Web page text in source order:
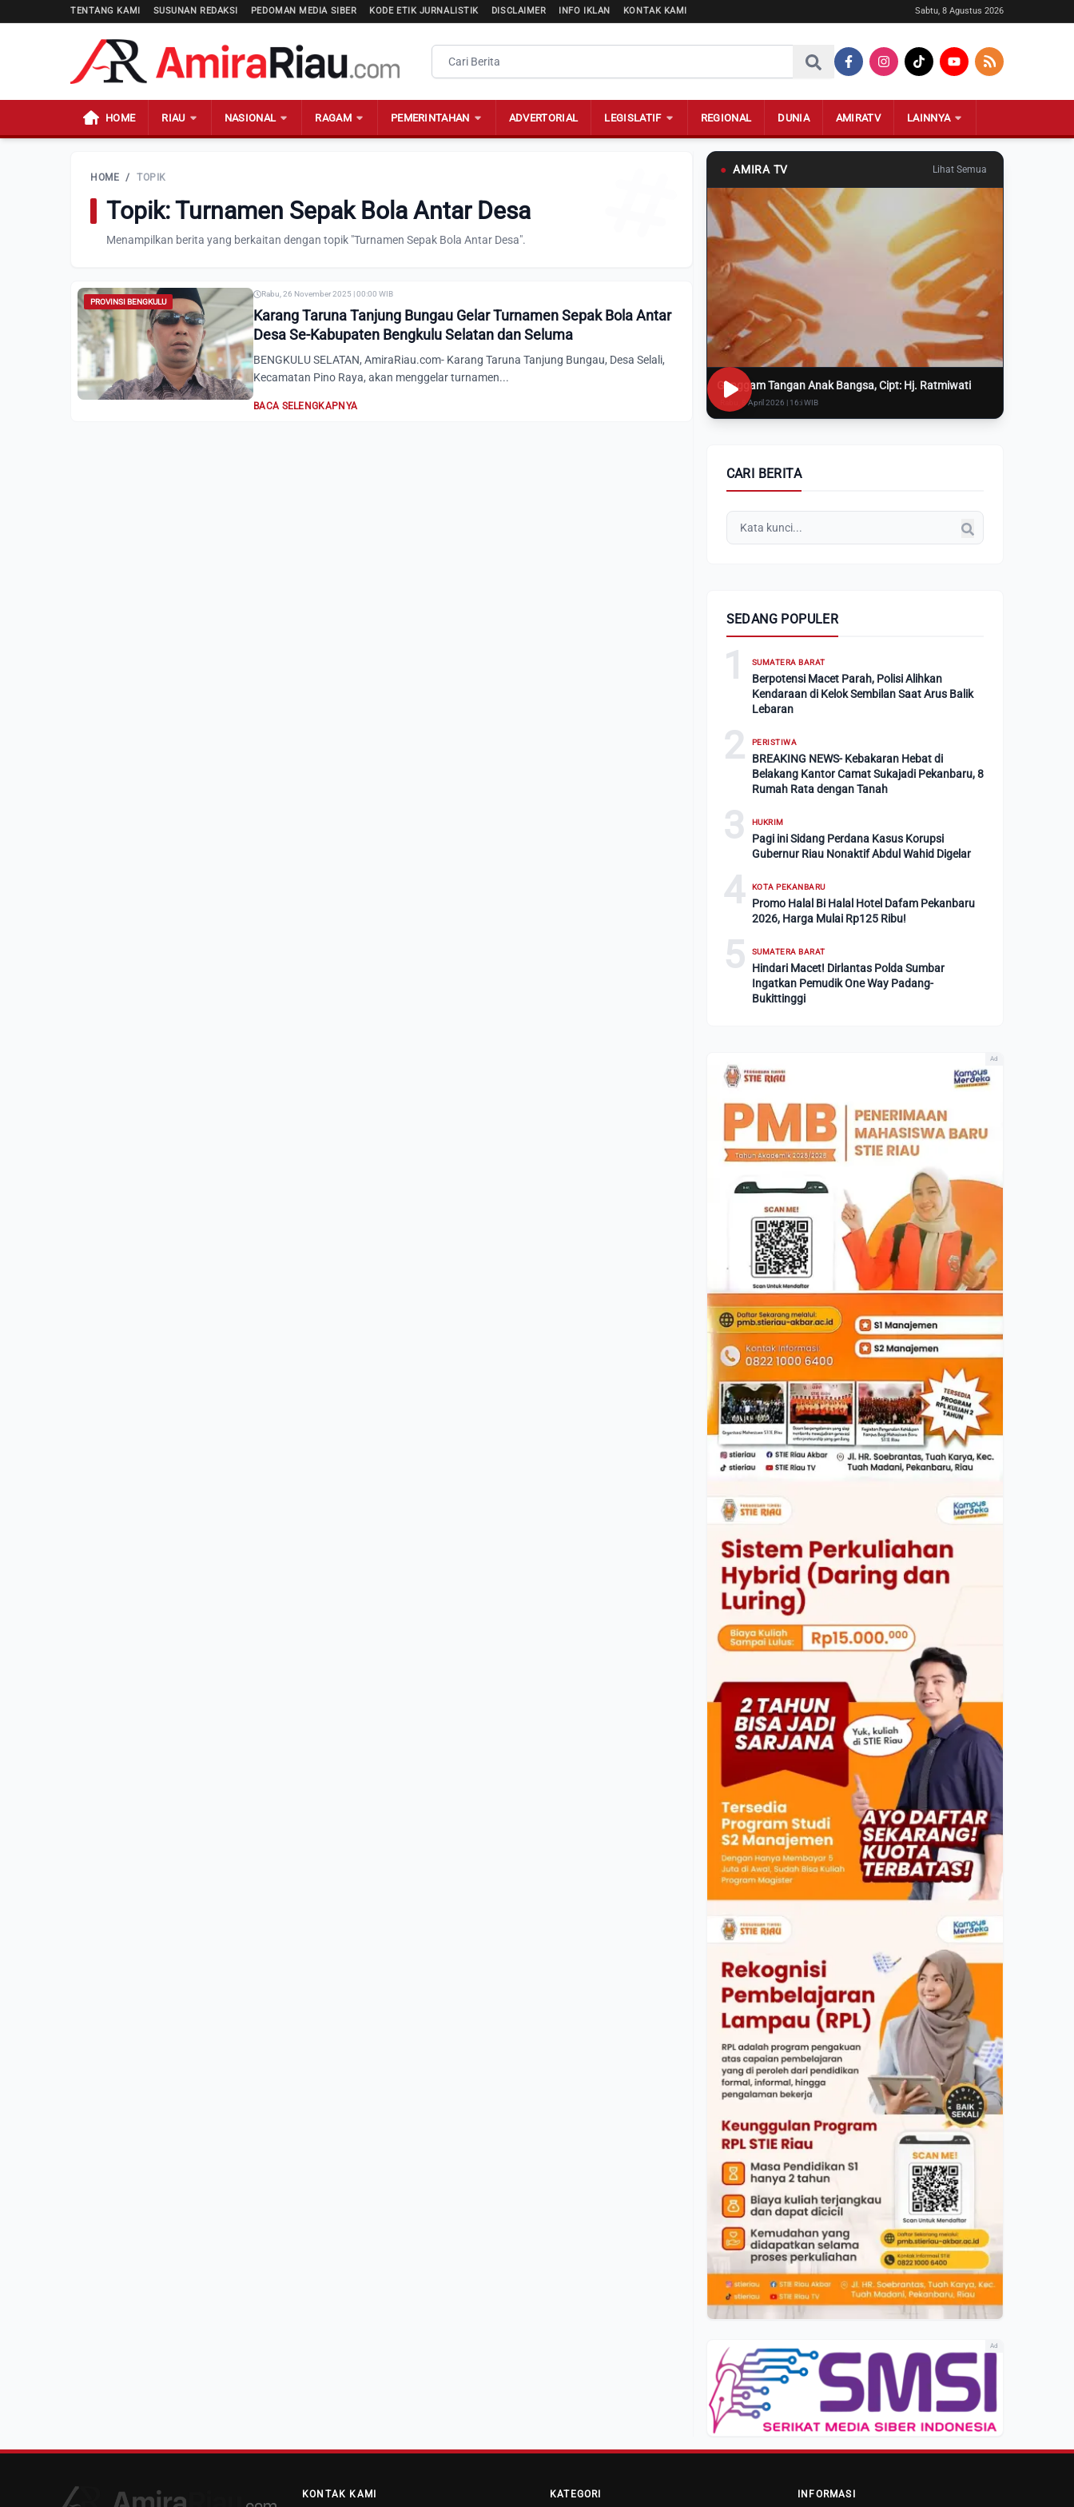
TENTANG KAMI SUSUNAN REDAKSI PEDOMAN MEDIA SIBER KODE ETIK JURNALISTIK DISCLAIMER INFO IKLAN KONTAK KAMI Sabtu, 8 Agustus 2026
HOME RIAU NASIONAL RAGAM PEMERINTAHAN ADVERTORIAL LEGISLATIF REGIONAL DUNIA AMIRATV LAINNYA
HOME / TOPIK
Topik: Turnamen Sepak Bola Antar Desa
Menampilkan berita yang berkaitan dengan topik "Turnamen Sepak Bola Antar Desa".
PROVINSI BENGKULU
Rabu, 26 November 2025 | 00:00 WIB
Karang Taruna Tanjung Bungau Gelar Turnamen Sepak Bola Antar
Desa Se-Kabupaten Bengkulu Selatan dan Seluma
BENGKULU SELATAN, AmiraRiau.com- Karang Taruna Tanjung Bungau, Desa Selali,
Kecamatan Pino Raya, akan menggelar turnamen...
BACA SELENGKAPNYA
● AMIRA TV Lihat Semua
Genggam Tangan Anak Bangsa, Cipt: Hj. Ratmiwati
Rabu, 8 April 2026 | 16:i WIB
CARI BERITA
SEDANG POPULER
1 SUMATERA BARAT
Berpotensi Macet Parah, Polisi Alihkan
Kendaraan di Kelok Sembilan Saat Arus Balik
Lebaran
2 PERISTIWA
BREAKING NEWS- Kebakaran Hebat di
Belakang Kantor Camat Sukajadi Pekanbaru, 8
Rumah Rata dengan Tanah
3 HUKRIM
Pagi ini Sidang Perdana Kasus Korupsi
Gubernur Riau Nonaktif Abdul Wahid Digelar
4 KOTA PEKANBARU
Promo Halal Bi Halal Hotel Dafam Pekanbaru
2026, Harga Mulai Rp125 Ribu!
5 SUMATERA BARAT
Hindari Macet! Dirlantas Polda Sumbar
Ingatkan Pemudik One Way Padang-
Bukittinggi
Ad
Ad
KONTAK KAMI KATEGORI INFORMASI